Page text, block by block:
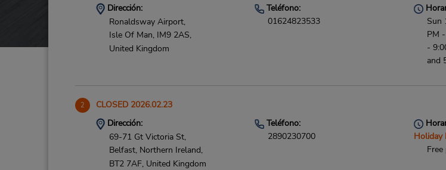
Dirección:
Ronaldsway Airport,
Isle Of Man, IM9 2AS,
United Kingdom
Teléfono:
01624823533
Sun
PM
-
and
2 CLOSED 2026.02.23
Dirección:
69-71 Gt Victoria St,
Belfast, Northern Ireland,
BT2 7AF, United Kingdom
Teléfono:
2890230700
Holiday